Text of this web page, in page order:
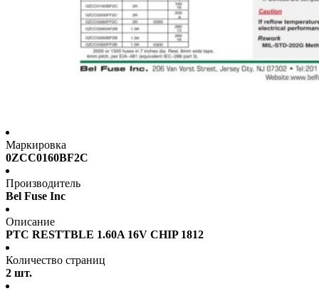
Маркировка
0ZCC0160BF2C
Производитель
Bel Fuse Inc
Описание
PTC RESTTBLE 1.60A 16V CHIP 1812
Количество страниц
2 шт.